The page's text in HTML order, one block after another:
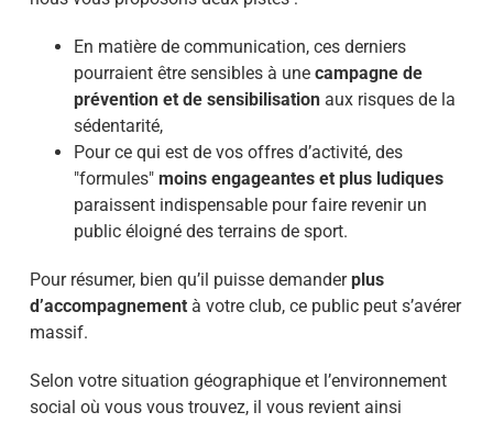
En matière de communication, ces derniers
pourraient être sensibles à une campagne de
prévention et de sensibilisationaux risques de la
sédentarité,
Pour ce qui est de vos offres d’activité, des
"formules" moins engageantes et plus ludiques
paraissent indispensable pour faire revenir un
public éloigné des terrains de sport.
Pour résumer, bien qu’il puisse demanderplus
d’accompagnementà votre club, ce public peut s’avérer
massif.
Selon votre situation géographique et l’environnement
social où vous vous trouvez, il vous revient ainsi